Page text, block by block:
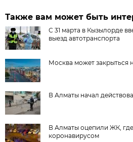
Также вам может быть
С 31 марта в Кызылорде
выезд автотранспорта
Москва может закрыться
В Алматы начал
В Алматы оцепили ЖК,
коронавирусом